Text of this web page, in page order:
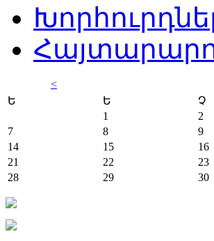
<
Ե
Ե Չ
1
2
7
8 9
14
15 16
21
22 23
28
29 30